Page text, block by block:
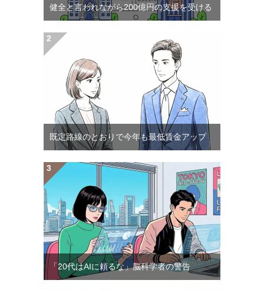
健全と言われながら200億円の支援を受ける
既定路線のとおりで今年も最低賃金アップ
「20代はAIに頼るな」脳科学者の警告